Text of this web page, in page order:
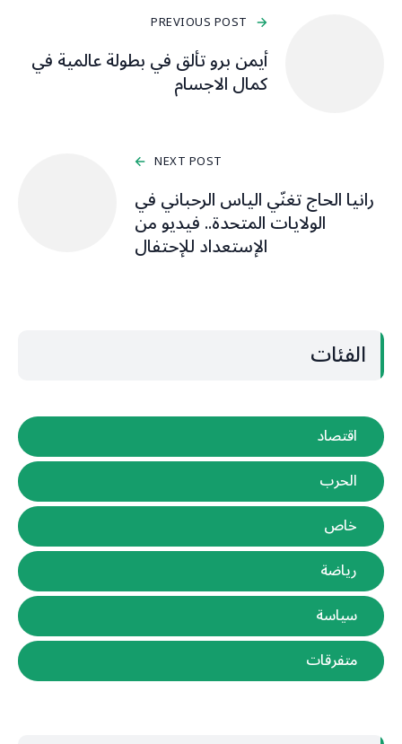
PREVIOUS POST
أيمن برو تألق في بطولة عالمية في
كمال الاجسام
NEXT POST
رانيا الحاج تغنّي الياس الرحباني في
الولايات المتحدة.. فيديو من
الإستعداد للإحتفال
الفئات
اقتصاد
الحرب
خاص
رياضة
سياسة
متفرقات